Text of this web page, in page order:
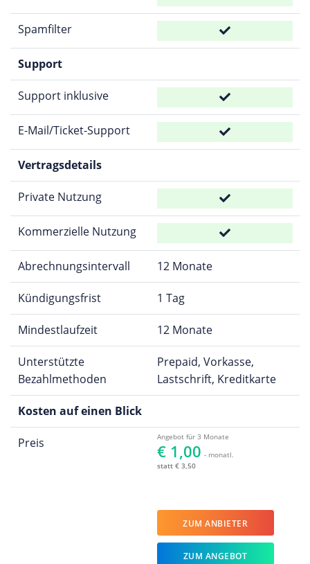
Spamfilter
Support
Support inklusive
E-Mail/Ticket-Support
Vertragsdetails
Private Nutzung
Kommerzielle Nutzung
Abrechnungsintervall 12 Monate
Kündigungsfrist 1 Tag
Mindestlaufzeit 12 Monate
Unterstützte
Bezahlmethoden
Prepaid, Vorkasse,
Lastschrift, Kreditkarte
Kosten auf einen Blick
Preis Angebot für 3 Monate
€ 1,00 - monatl.
statt € 3,50
ZUM ANBIETER
ZUM ANGEBOT